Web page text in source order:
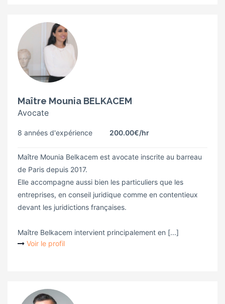
Maître Mounia BELKACEM
Avocate
8 années d'expérience 200.00€/hr
Maître Mounia Belkacem est avocate inscrite au barreau
de Paris depuis 2017.
Elle accompagne aussi bien les particuliers que les
entreprises, en conseil juridique comme en contentieux
devant les juridictions françaises.
Maître Belkacem intervient principalement en [...]
Voir le profil